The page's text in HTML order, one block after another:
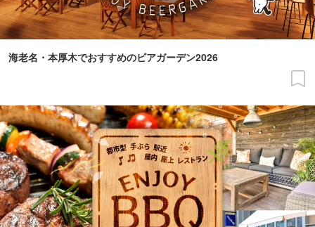
海老名・本厚木でおすすめのビアガーデン2026